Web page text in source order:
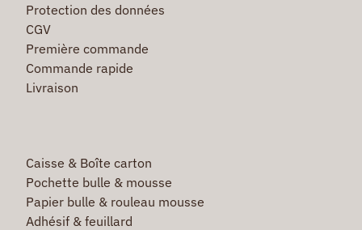
Protection des données
CGV
Première commande
Commande rapide
Livraison
Caisse & Boîte carton
Pochette bulle & mousse
Papier bulle & rouleau mousse
Adhésif & feuillard